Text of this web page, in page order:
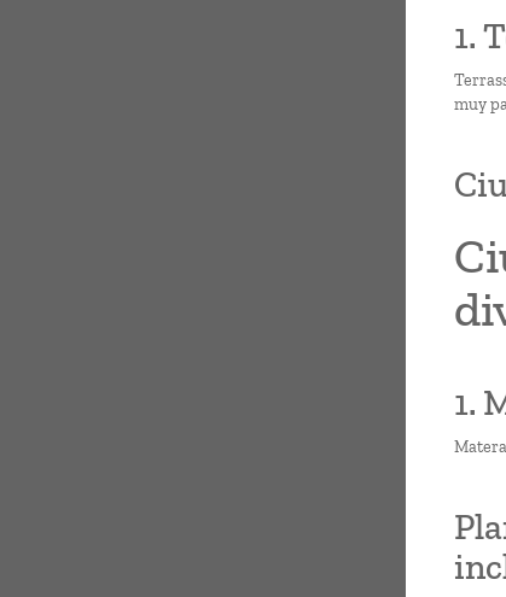
1.
muy
1.